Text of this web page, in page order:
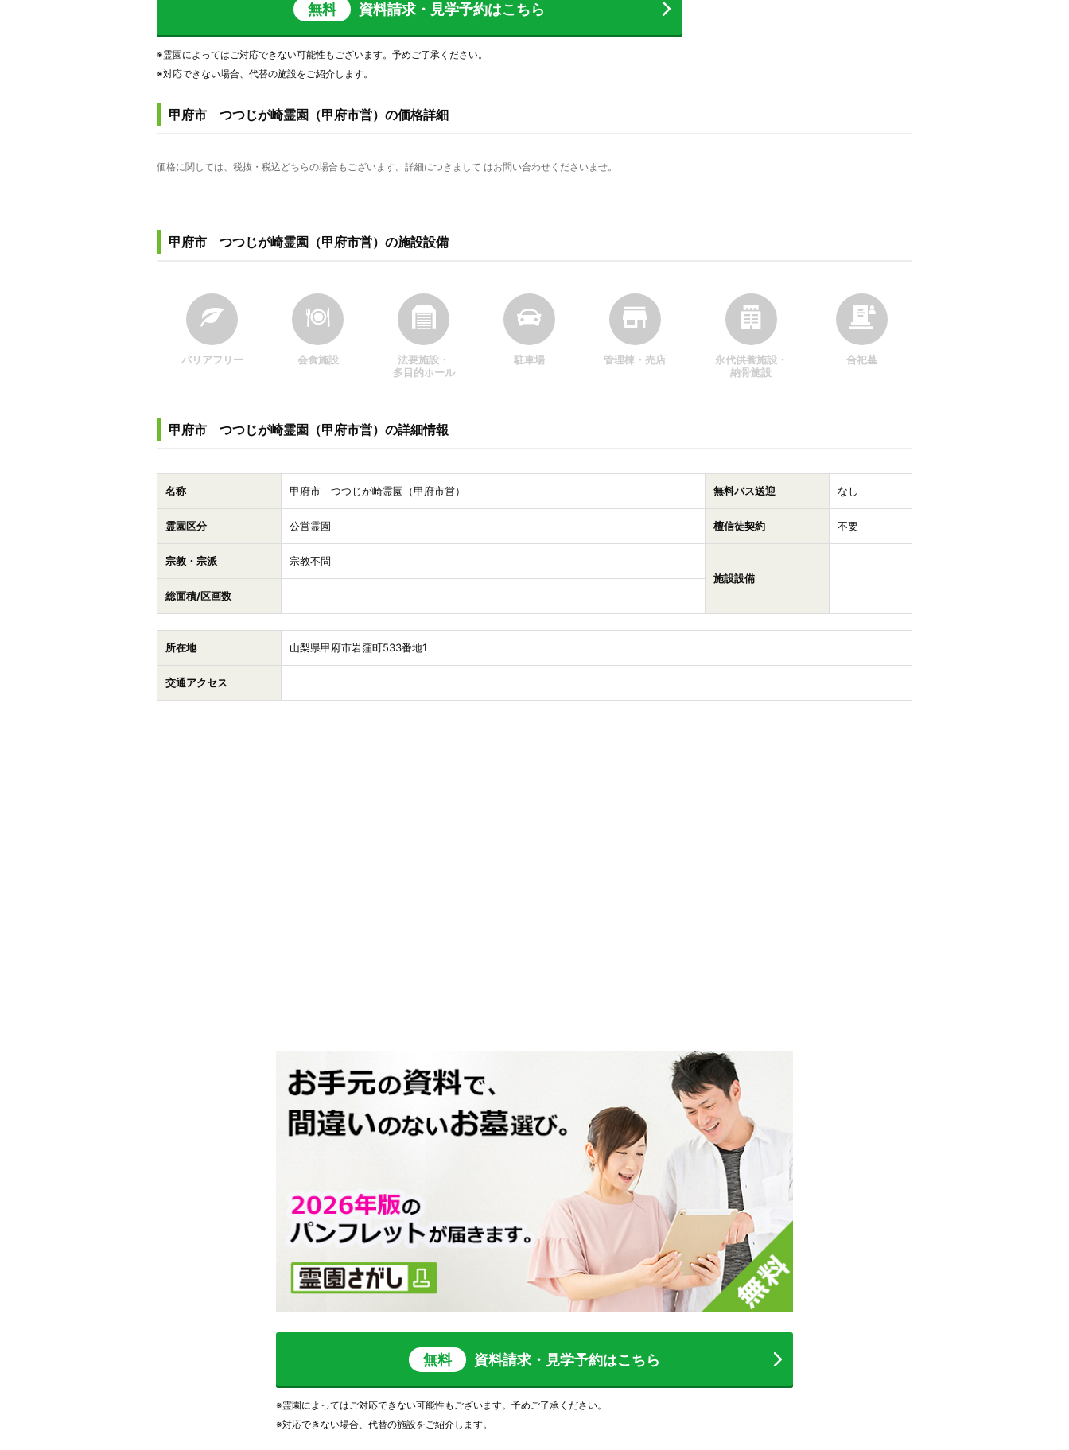
無料 資料請求・見学予約はこちら
※霊園によってはご対応できない可能性もございます。予めご了承ください。
※対応できない場合、代替の施設をご紹介します。
甲府市 つつじが崎霊園（甲府市営）の価格詳細
価格に関しては、税抜・税込どちらの場合もございます。詳細につきまして はお問い合わせくださいませ。
甲府市 つつじが崎霊園（甲府市営）の施設設備
バリアフリー 会食施設
法要施設・
多目的ホール
駐車場 管理棟・売店
永代供養施設・
納骨施設
合祀墓
甲府市 つつじが崎霊園（甲府市営）の詳細情報
名称 甲府市 つつじが崎霊園（甲府市営） 無料バス送迎 なし
霊園区分 公営霊園 檀信徒契約 不要
宗教・宗派
宗教不問
施設設備
総面積/区画数
所在地 山梨県甲府市岩窪町533番地1
交通アクセス
無料 資料請求・見学予約はこちら
※霊園によってはご対応できない可能性もございます。予めご了承ください。
※対応できない場合、代替の施設をご紹介します。